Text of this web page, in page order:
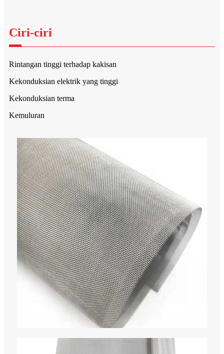
Ciri-ciri
Rintangan tinggi terhadap kakisan
Kekonduksian elektrik yang tinggi
Kekonduksian terma
Kemuluran